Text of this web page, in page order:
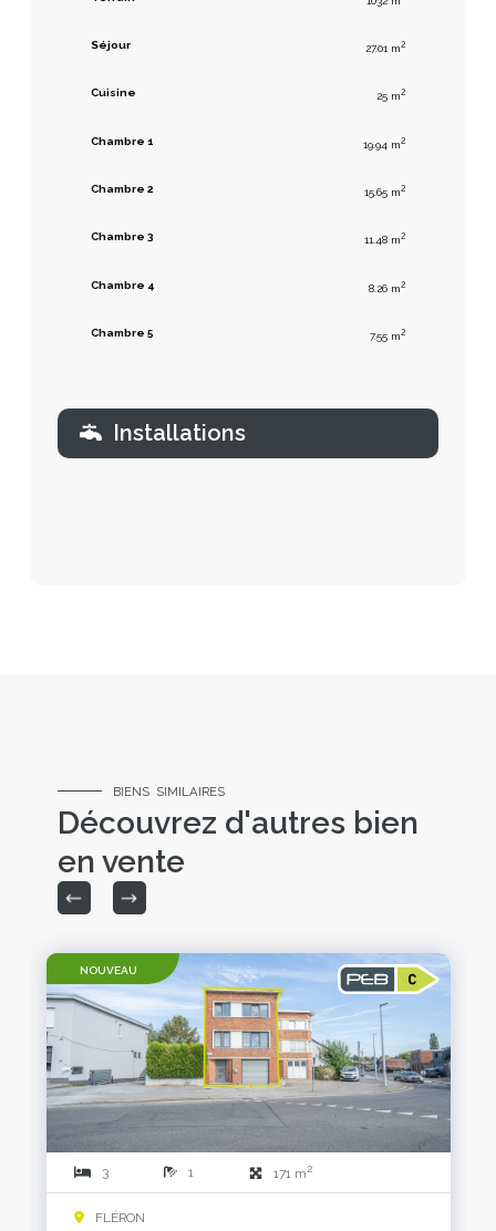
Séjour 27.01 m2
Cuisine 25 m2
Chambre 1 19.94 m2
Chambre 2 15.65 m2
Chambre 3 11.48 m2
Chambre 4 8.26 m2
Chambre 5 7.55 m2
Installations
BIENS SIMILAIRES
Découvrez d'autres bien
en vente
NOUVEAU
3 1 171 m2
FLÉRON